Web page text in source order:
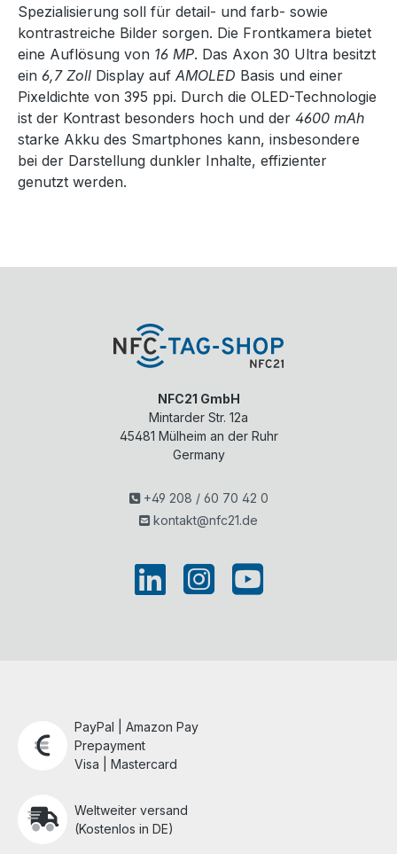
Spezialisierung soll für detail- und farb- sowie
kontrastreiche Bilder sorgen. Die Frontkamera bietet
eine Auflösung von 16 MP. Das Axon 30 Ultra besitzt
ein 6,7 Zoll Display auf AMOLED Basis und einer
Pixeldichte von 395 ppi. Durch die OLED-Technologie
ist der Kontrast besonders hoch und der 4600 mAh
starke Akku des Smartphones kann, insbesondere
bei der Darstellung dunkler Inhalte, effizienter
genutzt werden.
NFC21 GmbH
Mintarder Str. 12a
45481 Mülheim an der Ruhr
Germany
+49 208 / 60 70 42 0
kontakt@nfc21.de
PayPal | Amazon Pay
Prepayment
Visa | Mastercard
Weltweiter versand
(Kostenlos in DE)